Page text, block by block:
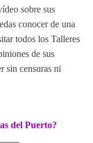
sobre sus
conocer de una
todos los Talleres
de sus
sin censuras ni
del Puerto?